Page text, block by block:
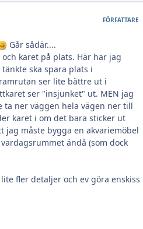
FÖRFATTARE
Går sådär....
karet på plats. Här har jag
ska spara plats i
ser lite bättre ut i
ser "insjunket" ut. MEN jag
ta ner väggen hela vägen ner till
karet i om det bara sticker ut
jag måste bygga en akvariemöbel
ändå (som dock
fler detaljer och ev göra enskiss